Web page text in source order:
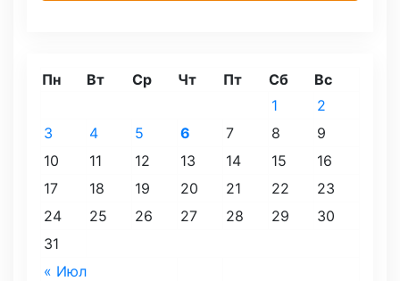
Пн Вт Ср Чт Пт Сб Вс
« Июл
1
2
3
4 5 6 7 8
9
10
11 12 13 14 15
16
17
18 19 20 21 22
23
24
25 26 27 28 29
30
31